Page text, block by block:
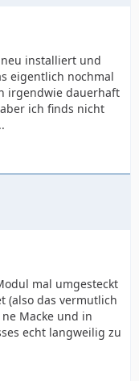
installiert und
eigentlich nochmal
irgendwie dauerhaft
ich finds nicht
mal umgesteckt
(also das vermutlich
Macke und in
echt langweilig zu